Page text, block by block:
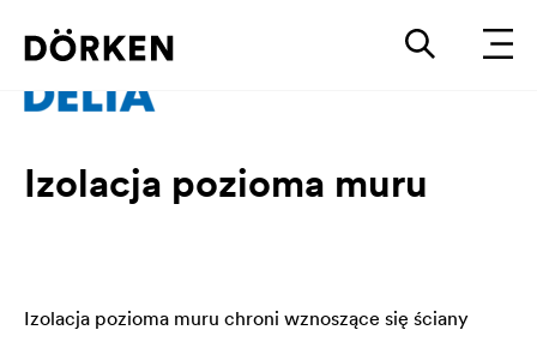
Izolacja pozioma muru
Izolacja pozioma muru chroni wznoszące się ściany